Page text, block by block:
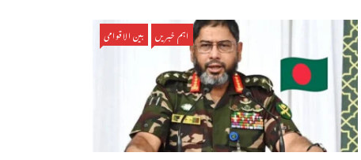
اہم خبریں بین الاقوامی